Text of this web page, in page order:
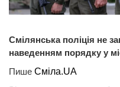
Смілянська поліція не
наведенням порядку у
Пише Сміла.UA